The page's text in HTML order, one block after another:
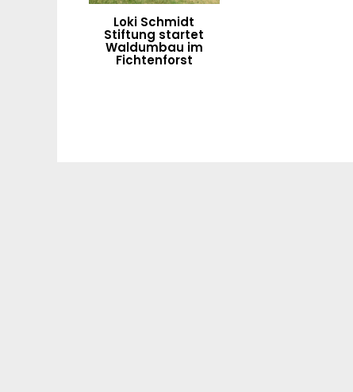
Loki Schmidt
Stiftung startet
Waldumbau im
Fichtenforst